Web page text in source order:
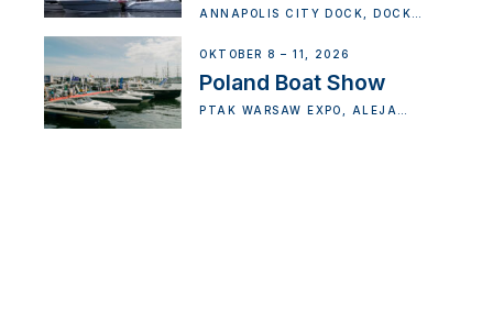
ANNAPOLIS CITY DOCK, DOCK
OKTOBER 8 – 11, 2026
Poland Boat Show
PTAK WARSAW EXPO, ALEJA